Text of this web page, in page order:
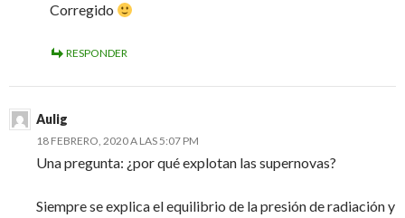
Corregido
RESPONDER
Aulig
18 FEBRERO, 2020 A LAS 5:07 PM
Una pregunta: ¿por qué explotan las supernovas?
Siempre se explica el equilibrio de la presión de radiación y